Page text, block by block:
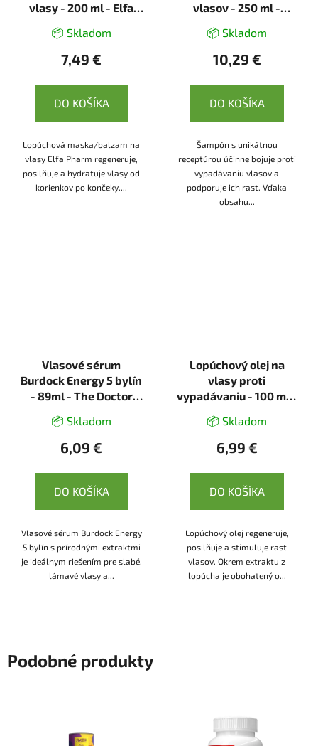
vlasy - 200 ml - Elfa
📦 Skladom
7,49 €
DO KOŠÍKA
Lopúchová maska/balzam na
vlasy Elfa Pharm regeneruje,
posilňuje a hydratuje vlasy od
korienkov po končeky....
vlasov - 250 ml -
📦 Skladom
10,29 €
DO KOŠÍKA
Šampón s unikátnou
receptúrou účinne bojuje proti
vypadávaniu vlasov a
podporuje ich rast. Vďaka
obsahu...
Vlasové sérum
Burdock Energy 5 bylín
- 89ml - The Doctor
📦 Skladom
6,09 €
DO KOŠÍKA
Vlasové sérum Burdock Energy
5 bylín s prírodnými extraktmi
je ideálnym riešením pre slabé,
lámavé vlasy a...
Lopúchový olej na
vlasy proti
vypadávaniu - 100 ml -
📦 Skladom
6,99 €
DO KOŠÍKA
Lopúchový olej regeneruje,
posilňuje a stimuluje rast
vlasov. Okrem extraktu z
lopúcha je obohatený o...
Podobné produkty